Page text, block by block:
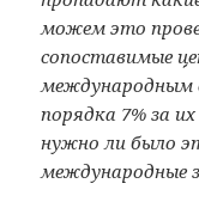
можем это
сопоставимые
международным
порядка 7% за
нужно ли было
международные